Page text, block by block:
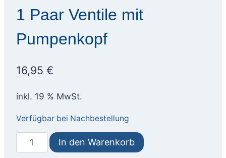
1 Paar Ventile mit
Pumpenkopf
16,95 €
inkl. 19 % MwSt.
Verfügbar bei Nachbestellung
Schwalbe
Click
In den Warenkorb